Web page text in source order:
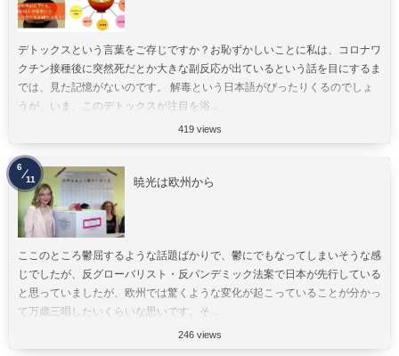
デトックスという言葉をご存じですか？お恥ずかしいことに私は、コロナワ
クチン接種後に突然死だとか大きな副反応が出ているという話を目にするま
では、見た記憶がないのです。 解毒という日本語がぴったりくるのでしょ
うが、いま、このデトックスが注目を浴...
419 views
暁光は欧州から
ここのところ鬱屈するような話題ばかりで、鬱にでもなってしまいそうな感
じでしたが、反グローバリスト・反パンデミック法案で日本が先行している
と思っていましたが、欧州では驚くような変化が起こっていることが分かっ
て万歳三唱したいくらいな思いです。そ...
246 views
6
11